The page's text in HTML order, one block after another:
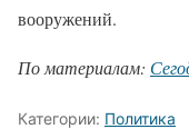
вооружений.
По материалам:
Категории: Политика